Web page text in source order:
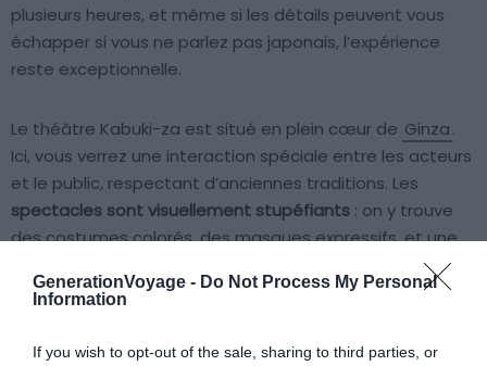
GenerationVoyage - Do Not Process My Personal
Information
If you wish to opt-out of the sale, sharing to third parties, or
plusieurs heures, et même si les détails peuvent vous
échapper si vous ne parlez pas japonais, l’expérience
reste exceptionnelle.
Le théâtre Kabuki-za est situé en plein cœur de Ginza.
Ici, vous verrez une interaction spéciale entre les acteurs
et le public, respectant d’anciennes traditions. Les
spectacles sont visuellement stupéfiants : on y trouve
des costumes colorés, des masques expressifs, et une